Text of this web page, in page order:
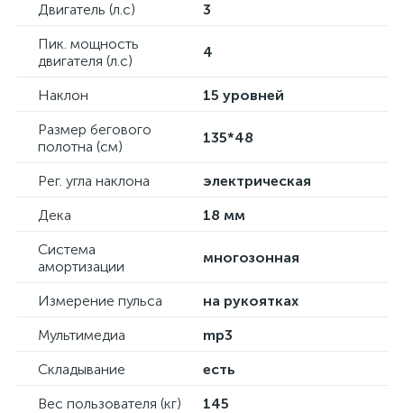
Двигатель (л.с)
3
Пик. мощность
двигателя (л.с)
4
Наклон
15 уровней
Размер бегового
полотна (см)
135*48
Рег. угла наклона
электрическая
Дека
18 мм
Система
амортизации
многозонная
Измерение пульса
на рукоятках
Мультимедиа
mp3
Складывание
есть
Вес пользователя (кг)
145